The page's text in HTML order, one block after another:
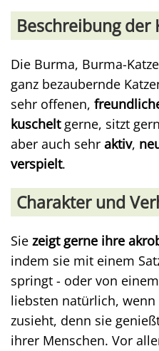
Beschreibung der
Die Burma, Burma-
ganz bezaubernde
sehr offenen,
kuscheltgerne, sitzt
aber auch sehr aktiv,
verspielt.
Charakter und
Sie zeigt gerne ihre
indem sie mit einem
springt - oder von
liebsten natürlich,
zusieht, denn sie
ihrer Menschen. Vor